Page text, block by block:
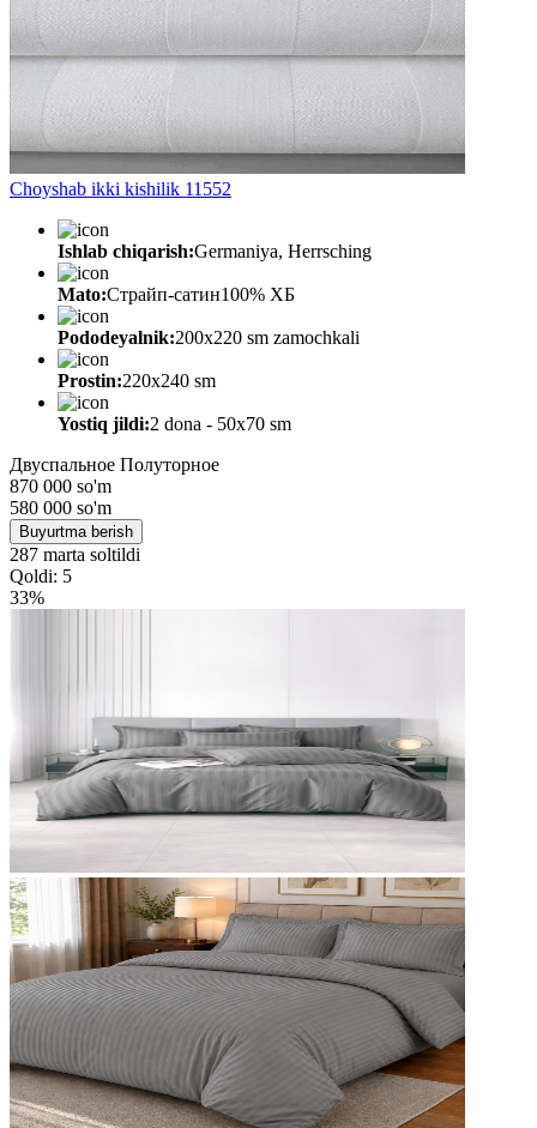
Choyshab ikki kishilik 11552
Ishlab chiqarish:Germaniya, Herrsching
Mato:Страйп-сатин100% ХБ
Pododeyalnik:200х220 sm zamochkali
Prostin:220х240 sm
Yostiq jildi:2 dona - 50x70 sm
Двуспальное Полуторное
870 000 so'm
580 000 so'm
Buyurtma berish
287 marta soltildi
Qoldi: 5
33%